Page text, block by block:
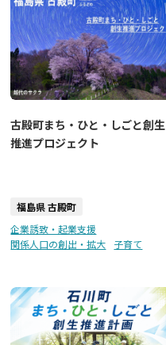
古殿町まち・ひと・しごと創生
推進プロジェクト
福島県 古殿町
企業誘致・起業支援
関係人口の創出・拡大
子育て